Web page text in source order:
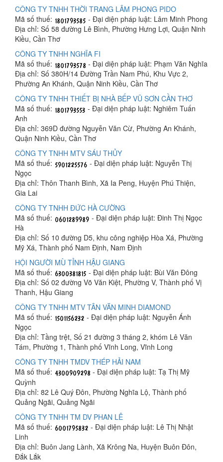
CÔNG TY TNHH THỜI TRANG LÂM PHONG PIDO
Mã số thuế:
- Đại diện pháp luật: Lâm Minh Phong
Địa chỉ: Số 58 đường Lê Bình, Phường Hưng Lợi, Quận Ninh
Kiều, Cần Thơ
CÔNG TY TNHH NGHĨA FI
Mã số thuế:
- Đại diện pháp luật: Phạm Văn Nghĩa
Địa chỉ: Số 380H/14 Đường Trần Nam Phú, Khu Vực 2,
Phường An Khánh, Quận Ninh Kiều, Cần Thơ
CÔNG TY TNHH THIẾT BỊ NHÀ BẾP VŨ SƠN CẦN THƠ
Mã số thuế:
- Đại diện pháp luật: Nghiêm Tuấn
Anh
Địa chỉ: 369D đường Nguyễn Văn Cừ, Phường An Khánh,
Quận Ninh Kiều, Cần Thơ
CÔNG TY TNHH MTV SÁU THỦY
Mã số thuế:
- Đại diện pháp luật: Nguyễn Thị
Ngọc
Địa chỉ: Thôn Thanh Bình, Xã Ia Peng, Huyện Phú Thiện,
Gia Lai
CÔNG TY TNHH ĐỨC HÀ CƯỜNG
Mã số thuế:
- Đại diện pháp luật: Đinh Thị Ngọc
Hà
Địa chỉ: Số 10 đường D5, khu công nghiệp Hòa Xá, Phường
Mỹ Xá, Thành phố Nam Định, Nam Định
HỘI NGƯỜI MÙ TỈNH HẬU GIANG
Mã số thuế:
- Đại diện pháp luật: Bùi Văn Đông
Địa chỉ: Số 02 đường Võ Văn Kiệt, Phường V, Thành phố Vị
Thanh, Hậu Giang
CÔNG TY TNHH MTV TÂN VĂN MINH DIAMOND
Mã số thuế:
- Đại diện pháp luật: Nguyễn Ánh
Ngọc
Địa chỉ: Tầng trệt, Số 21 đường 3 tháng 2, khóm Lê Văn
Tám, Phường 1, Thành phố Vĩnh Long, Vĩnh Long
CÔNG TY TNHH TMDV THÉP HẢI NAM
Mã số thuế:
- Đại diện pháp luật: Tạ Thị Mỹ
Quỳnh
Địa chỉ: 82 Lê Quý Đôn, Phường Nghĩa Lộ, Thành phố
Quảng Ngãi, Quảng Ngãi
CÔNG TY TNHH TM DV PHAN LÊ
Mã số thuế:
- Đại diện pháp luật: Lê Thị Nhật
Linh
Địa chỉ: Buôn Jang Lành, Xã Krông Na, Huyện Buôn Đôn,
Đắk Lắk